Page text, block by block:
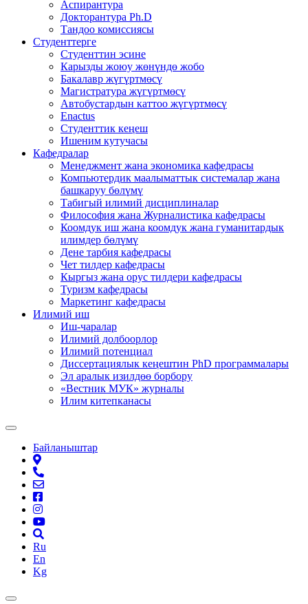
Аспирантура
Докторантура Ph.D
Тандоо комиссиясы
Студенттерге
Студенттин эсине
Карызды жоюу жөнүндө жобо
Бакалавр жүгүртмөсү
Магистратура жүгүртмөсү
Автобустардын каттоо жүгүртмөсү
Enactus
Студенттик кеңеш
Ишеним кутучасы
Кафедралар
Менеджмент жана экономика кафедрасы
Компьютердик маалыматтык системалар жана
башкаруу бөлүмү
Табигый илимий дисциплиналар
Философия жана Журналистика кафедрасы
Коомдук иш жана коомдук жана гуманитардык
илимдер бөлүмү
Дене тарбия кафедрасы
Чет тилдер кафедрасы
Кыргыз жана орус тилдери кафедрасы
Туризм кафедрасы
Маркетинг кафедрасы
Илимий иш
Иш-чаралар
Илимий долбоорлор
Илимий потенциал
Диссертациялык кеңештин PhD программалары
Эл аралык изилдөө борбору
«Вестник МУК» журналы
Илим китепканасы
Байланыштар
Ru
En
Kg